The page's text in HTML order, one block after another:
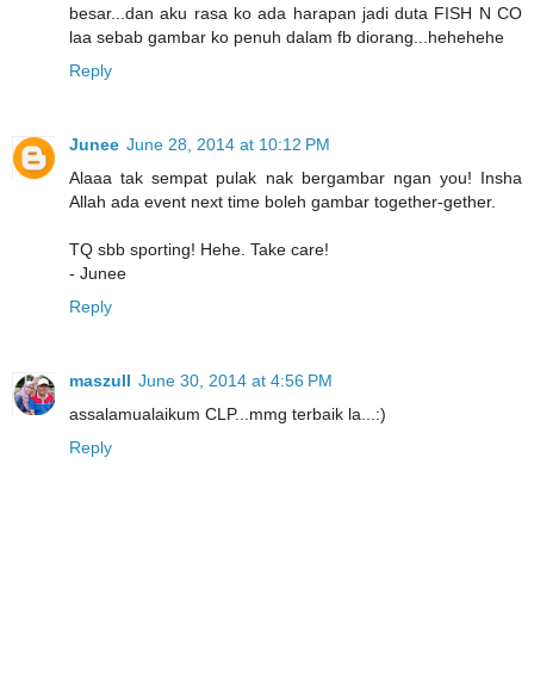
besar...dan aku rasa ko ada harapan jadi duta FISH N CO
laa sebab gambar ko penuh dalam fb diorang...hehehehe
Reply
Junee June 28, 2014 at 10:12 PM
Alaaa tak sempat pulak nak bergambar ngan you! Insha
Allah ada event next time boleh gambar together-gether.
TQ sbb sporting! Hehe. Take care!
- Junee
Reply
maszull June 30, 2014 at 4:56 PM
assalamualaikum CLP...mmg terbaik la...:)
Reply